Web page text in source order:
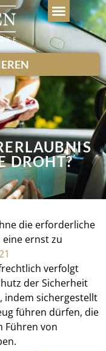
DROHT?
die erforderliche
ernst zu
verfolgt
der Sicherheit
indem sichergestellt
führen dürfen, die
Führen von